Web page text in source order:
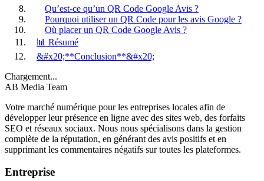
Qu’est-ce qu’un QR Code Google Avis ?
Pourquoi utiliser un QR Code pour les avis Google ?
Où placer un QR Code Google Avis ?
📊 Résumé
&#x20;**Conclusion**&#x20;
Chargement...
AB Media Team
Votre marché numérique pour les entreprises locales afin de
développer leur présence en ligne avec des sites web, des forfaits
SEO et réseaux sociaux. Nous nous spécialisons dans la gestion
complète de la réputation, en générant des avis positifs et en
supprimant les commentaires négatifs sur toutes les plateformes.
Entreprise